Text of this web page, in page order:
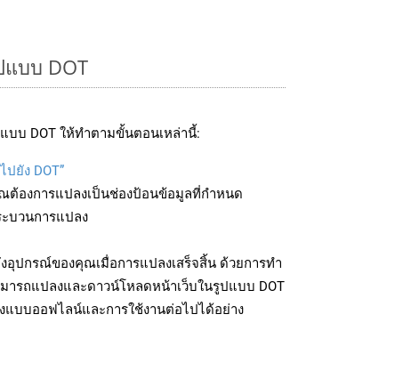
แบบ DOT
บบ DOT ให้ทำตามขั้นตอนเหล่านี้:
ปยัง DOT”
ต้องการแปลงเป็นช่องป้อนข้อมูลที่กำหนด
ะบวนการแปลง
อุปกรณ์ของคุณเมื่อการแปลงเสร็จสิ้น ด้วยการทำ
รถแปลงและดาวน์โหลดหน้าเว็บในรูปแบบ DOT
แบบออฟไลน์และการใช้งานต่อไปได้อย่าง